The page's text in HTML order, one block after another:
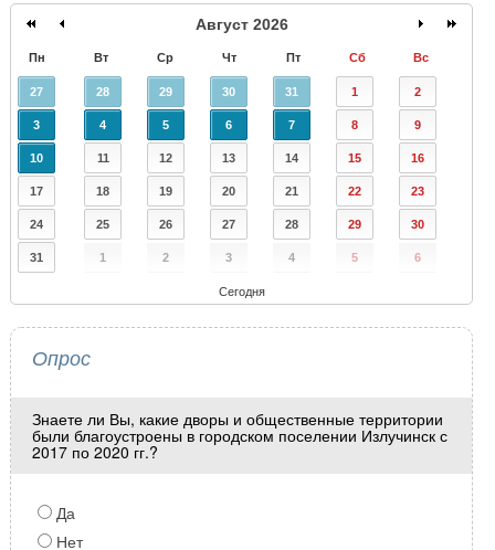
Август 2026
Пн Вт Ср Чт Пт Сб Вс
27 28 29 30 31 1 2
3 4 5 6 7 8 9
10 11 12 13 14 15 16
17 18 19 20 21 22 23
24 25 26 27 28 29 30
31 1 2 3 4 5 6
Сегодня
Опрос
Знаете ли Вы, какие дворы и общественные территории
были благоустроены в городском поселении Излучинск с
2017 по 2020 гг.?
Да
Нет